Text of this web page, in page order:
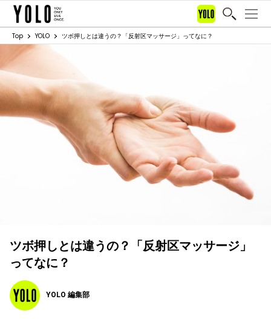
Top YOLO ツボ押しとは違うの？「反射区マッサージ」ってなに？
ツボ押しとは違うの？「反射区マッサージ」
ってなに？
YOLO 編集部